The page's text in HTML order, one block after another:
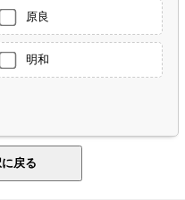
原良
明和